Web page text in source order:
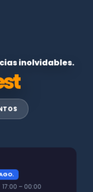
inolvidables.
17:00 – 00:00